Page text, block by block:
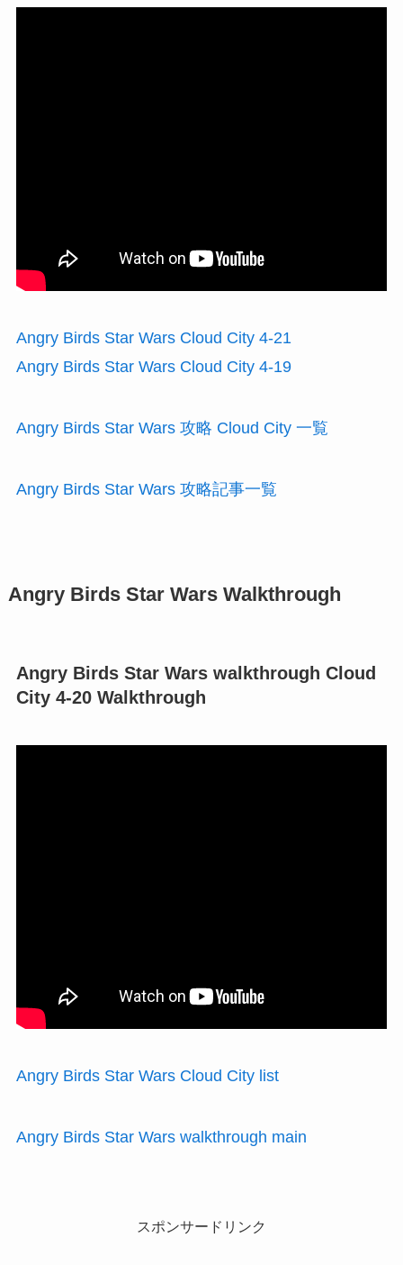
Angry Birds Star Wars Cloud City 4-21
Angry Birds Star Wars Cloud City 4-19
Angry Birds Star Wars 攻略 Cloud City 一覧
Angry Birds Star Wars 攻略記事一覧
Angry Birds Star Wars Walkthrough
Angry Birds Star Wars walkthrough Cloud
City 4-20 Walkthrough
Angry Birds Star Wars Cloud City list
Angry Birds Star Wars walkthrough main
スポンサードリンク